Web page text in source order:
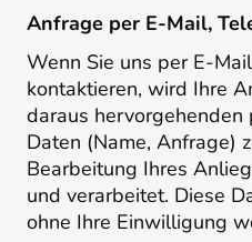
Anfrage per E-Mail,
Wenn Sie uns per E-
kontaktieren, wird Ihre
daraus hervorgehenden
Daten (Name, Anfrage)
Bearbeitung Ihres
und verarbeitet. Diese
ohne Ihre Einwilligung